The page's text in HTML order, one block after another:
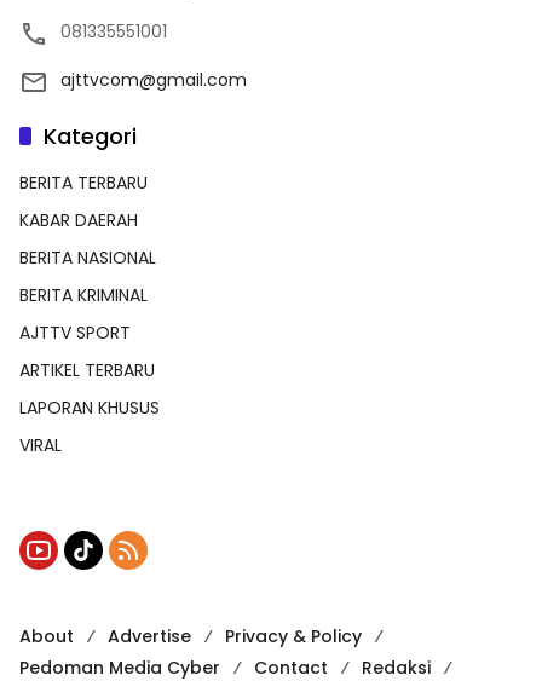
081335551001
ajttvcom@gmail.com
Kategori
BERITA TERBARU
KABAR DAERAH
BERITA NASIONAL
BERITA KRIMINAL
AJTTV SPORT
ARTIKEL TERBARU
LAPORAN KHUSUS
VIRAL
About Advertise
Privacy & Policy
Pedoman Media Cyber
Contact Redaksi